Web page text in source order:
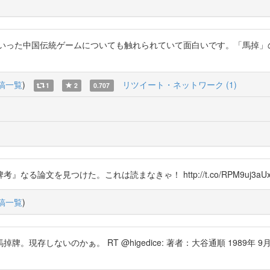
た中国伝統ゲームについても触れられていて面白いです。「馬掉
一覧) 1 2 0.707 リツイート・ネットワーク (1)
』なる論文を見つけた。これは読まなきゃ！ http://t.co/
一覧)
牌。現存しないのかぁ。 RT @higedice: 著者：大谷通順 1989年 9